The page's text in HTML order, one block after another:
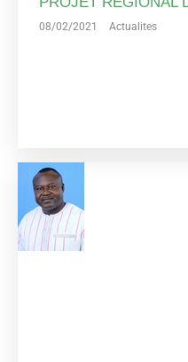
08/02/2021 Actualites